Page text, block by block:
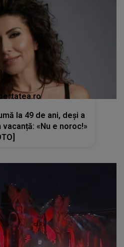
la 49 de ani, deși a
«Nu e noroc!»